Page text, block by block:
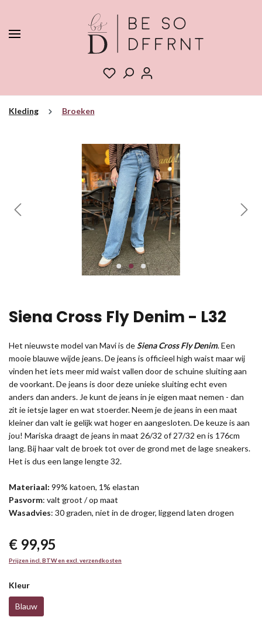
Kleding Broeken
Siena Cross Fly Denim - L32
Het nieuwste model van Mavi is deSiena Cross Fly Denim. Een
mooie blauwe wijde jeans. De jeans is officieel high waist maar wij
vinden het iets meer mid waist vallen door de schuine sluiting aan
de voorkant. De jeans is door deze unieke sluiting echt even
anders dan anders. Je kunt de jeans in je eigen maat nemen - dan
zit ie ietsje lager en wat stoerder. Neem je de jeans in een maat
kleiner dan valt ie gelijk wat hoger en aangesloten. De keuze is aan
jou! Mariska draagt de jeans in maat 26/32 of 27/32 en is 176cm
lang. Bij haar valt de broek tot over de grond met de lage sneakers.
Het is dus een lange lengte 32.
Materiaal: 99% katoen, 1% elastan
Pasvorm: valt groot / op maat
Wasadvies: 30 graden, niet in de droger, liggend laten drogen
€ 99,95
Prijzen incl. BTW en excl. verzendkosten
Kleur
Blauw